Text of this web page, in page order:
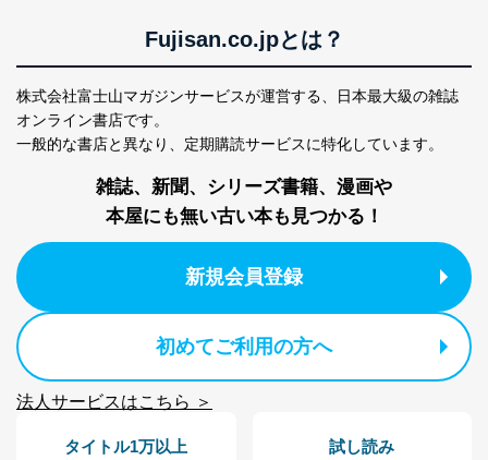
法令に基づく場合
人の生命､身体または財産の保護のために必要がある
場合であって、本人の同意を得ることが困難であると
き。
公衆衛生の向上または児童の健全な育成の推進のため
に特に必要がある場合であって、本人の同意を得るこ
とが困難である場合。
国の機関もしくは地方公共団体またはその委託を受け
た者が法令の定める事務を遂行することに対して協力
託・提供する場合、その業務に必要な範囲で委託・提
供先企業に個人情報を開示することがあります。
委託・提供先企業は具体的には以下のような企業です
が、これらに限りません。
トカード決済などの決済代行・料金回収会社、広
Fujisan.co.jpとは？
株式会社富士山マガジンサービスが運営する、
日本最大級の雑誌
オンライン書店です。
一般的な書店と異なり、 定期購読サービスに特化しています。
雑誌、新聞、シリーズ書籍、漫画や
本屋にも無い古い本も見つかる！
新規会員登録
初めてご利用の方へ
法人サービスはこちら ＞
タイトル1万以上 試し読み